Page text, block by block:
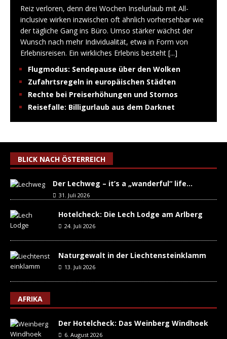
Reiz verloren, denn drei Wochen Inselurlaub mit All-
inclusive wirken inzwischen oft ähnlich vorhersehbar wie
der tägliche Gang ins Büro. Umso stärker wächst der
Wunsch nach mehr Individualität, etwa in Form von
Erlebnisreisen. Ein wirkliches Erlebnis besteht [...]
Flugmodus: Sendepause über den Wolken
Zufahrtsregeln in europäischen Städten
Rechte bei Preiserhöhungen und Stornos
Reisefalle: Billigurlaub aus dem Darknet
BLICK NACH ÖSTERREICH
Der Lechweg – it’s a „wanderful“ life…
31. Juli 2026
Hotelcheck: Die Lech Lodge am Arlberg
24. Juli 2026
Naturgewalt in der Liechtensteinklamm
13. Juli 2026
AFRIKA
Der Hotelcheck: Das Weinberg Windhoek
6. August 2026